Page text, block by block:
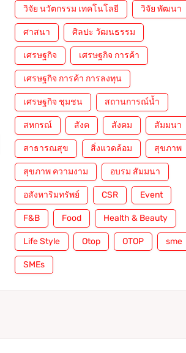
วิจัย นวัตกรรม เทคโนโลยี วิจัย พัฒนา
ศาสนา ศิลปะ วัฒนธรรม
เศรษฐกิจ เศรษฐกิจ การค้า
เศรษฐกิจ การค้า การลงทุน
เศรษฐกิจ ชุมชน สถานการณ์น้ำ
สหกรณ์ สังค สังคม สัมมนา
สาธารณสุข สิ่งแวดล้อม สุขภาพ
สุขภาพ ความงาม อบรม สัมมนา
อสังหาริมทรัพย์ CSR Event
F&B Food Health & Beauty
Life Style Otop OTOP sme
SMEs